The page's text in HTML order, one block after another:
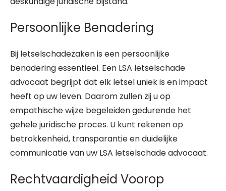
Persoonlijke Benadering
Bij letselschadezaken is een persoonlijke
benadering essentieel. Een LSA letselschade
advocaat begrijpt dat elk letsel uniek is en impact
heeft op uw leven. Daarom zullen zij u op
empathische wijze begeleiden gedurende het
gehele juridische proces. U kunt rekenen op
betrokkenheid, transparantie en duidelijke
communicatie van uw LSA letselschade advocaat.
Rechtvaardigheid Voorop